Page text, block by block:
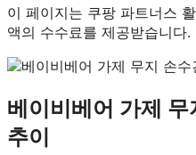
이 페이지는 쿠팡 파트너스
액의 수수료를 제공받습니다.
베이비베어 가제
추이